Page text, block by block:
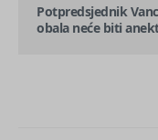
Potpredsjednik
obala neće biti